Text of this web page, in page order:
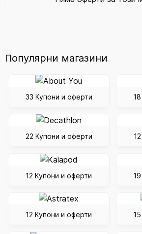
Популярни магазини
33 Купони и оферти
22 Купони и оферти
12 Купони и оферти
12 Купони и оферти